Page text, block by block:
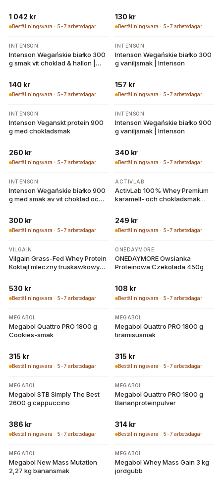
1 042 kr
Beställningsvara · 5-7 arbetsdagar
130 kr
Beställningsvara · 5-7 arbetsdagar
INTENSON
Intenson Wegańskie białko 300
g smak vit choklad & hallon |
140 kr
Beställningsvara · 5-7 arbetsdagar
INTENSON
Intenson Wegańskie białko 300
g vaniljsmak | Intenson
157 kr
Beställningsvara · 5-7 arbetsdagar
INTENSON
Intenson Veganskt protein 900
g med chokladsmak
260 kr
Beställningsvara · 5-7 arbetsdagar
INTENSON
Intenson Wegańskie białko 900
g vaniljsmak | Intenson
340 kr
Beställningsvara · 5-7 arbetsdagar
INTENSON
Intenson Wegańskie białko 900
g med smak av vit choklad och
300 kr
Beställningsvara · 5-7 arbetsdagar
ACTIVLAB
ActivLab 100% Whey Premium
karamell- och chokladsmak
249 kr
Beställningsvara · 5-7 arbetsdagar
VILGAIN
Vilgain Grass-Fed Whey Protein
Koktajl mleczny truskawkowy
530 kr
Beställningsvara · 5-7 arbetsdagar
ONEDAYMORE
ONEDAYMORE Owsianka
Proteinowa Czekolada 450g
108 kr
Beställningsvara · 5-7 arbetsdagar
MEGABOL
Megabol Quattro PRO 1800 g
Cookies-smak
315 kr
Beställningsvara · 5-7 arbetsdagar
MEGABOL
Megabol Quattro PRO 1800 g
tiramisusmak
315 kr
Beställningsvara · 5-7 arbetsdagar
MEGABOL
Megabol STB Simply The Best
2600 g cappuccino
386 kr
Beställningsvara · 5-7 arbetsdagar
MEGABOL
Megabol Quattro PRO 1800 g
Bananproteinpulver
314 kr
Beställningsvara · 5-7 arbetsdagar
MEGABOL
Megabol New Mass Mutation
2,27 kg banansmak
MEGABOL
Megabol Whey Mass Gain 3 kg
jordgubb